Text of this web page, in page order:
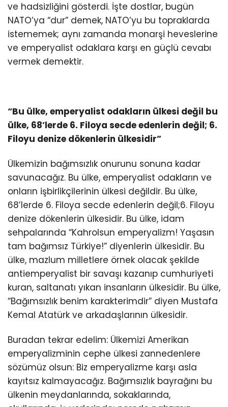
ve hadsizliğini gösterdi. İşte dostlar, bugün
NATO’ya “dur” demek, NATO’yu bu topraklarda
istememek; aynı zamanda monarşi heveslerine
ve emperyalist odaklara karşı en güçlü cevabı
vermek demektir.
“Bu ülke, emperyalist odakların ülkesi değil bu
ülke, 68’lerde 6. Filoya secde edenlerin değil; 6.
Filoyu denize dökenlerin ülkesidir”
Ülkemizin bağımsızlık onurunu sonuna kadar
savunacağız. Bu ülke, emperyalist odakların ve
onların işbirlikçilerinin ülkesi değildir. Bu ülke,
68’lerde 6. Filoya secde edenlerin değil;6. Filoyu
denize dökenlerin ülkesidir. Bu ülke, idam
sehpalarında “Kahrolsun emperyalizm! Yaşasın
tam bağımsız Türkiye!” diyenlerin ülkesidir. Bu
ülke, mazlum milletlere örnek olacak şekilde
antiemperyalist bir savaşı kazanıp cumhuriyeti
kuran, saltanatı yıkan insanların ülkesidir. Bu ülke,
“Bağımsızlık benim karakterimdir” diyen Mustafa
Kemal Atatürk ve arkadaşlarının ülkesidir.
Buradan tekrar edelim: Ülkemizi Amerikan
emperyalizminin cephe ülkesi zannedenlere
sözümüz olsun: Biz emperyalizme karşı asla
kayıtsız kalmayacağız. Bağımsızlık bayrağını bu
ülkenin meydanlarında, sokaklarında,